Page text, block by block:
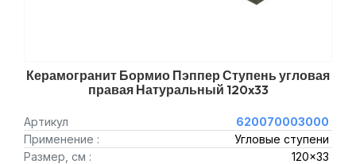
Керамогранит Бормио Пэппер Ступень угловая
правая Натуральный 120x33
Артикул
620070003000
Применение :
Угловые ступени
Размер, см :
120x33